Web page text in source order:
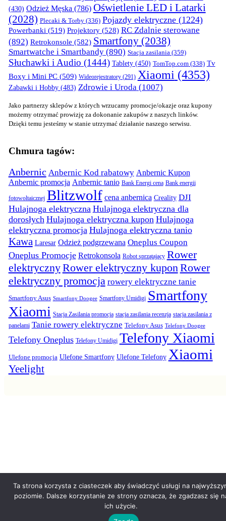
(430) Odzież Męska(786) Oświetlenie LED i Latarki
(2028) Plecaki & Torby(336) Pojazdy elektryczne(1224)
Powerbanki (519) Projektory(528) RC Zdalnie sterowane
(892) Retrokonsole (582) Smartfony(2038)
Smartwatche i Smartbandy(890) Stacja zasilania(359)
Słuchawki i Audio (1444) Tablety(450) TomTop.com(338) Tv
Boxy i Mini PC(509) Wideorejestratory(291) Xiaomi (4353)
Zabawki i Hobby(483) Zdrowie i Uroda(1007)
Jako partnerzy sklepów z których wrzucamy promocje/okazje oraz kupony
możemy otrzymać prowizję za dokonanie zakupów z naszych linków.
Dzięki temu jesteśmy w stanie utrzymać działanie naszego serwisu.
Chmura tagów:
Anbernic Anbernic Kod rabatowy Anbernic Kupon
Anbernic promocja Anbernic tanio Bank Energi cena Bank energii
fotowoltaicznej Blitzwolf cena anbernica Creality DJI
Hulajnoga elektryczna Hulajnoga elektryczna dla
dorosłych Hulajnoga elektryczna kupon Hulajnoga
elektryczna promocja Hulajnoga elektryczna tanio
Kawa Laresar Odzież podgrzewana Oneplus Coupon
Oneplus Promocje Retrokonsola Robot sprzątający Rower
elektrycznyRower elektryczny kupon Rower
elektryczny promocja rowery elektryczne tanie
Smartfony Asus Smartfony Doogee Smartfony Umidigi Smartfony
Xiaomi Stacja Zasilania promocja stacja zasilania recenzja stacja zasilania z
panelami Tanie rowery elektryczne Telefony Asus Telefony Doogee
Telefony Oneplus Telefony Umidigi Telefony Xiaomi
Ulefone promocja Ulefone Smartfony Ulefone Telefony Xiaomi
Yeelight
Ta strona korzysta z ciasteczek aby świadczyć usługi na
poziomie. Dalsze korzystanie ze strony oznacza, że zgadzasz się
ich użycie.